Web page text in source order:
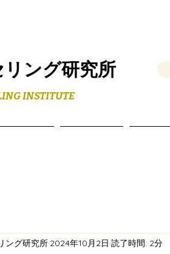
ング研究所
INSTITUTE
ング研究所 2024年10月2日 読了時間: 2分